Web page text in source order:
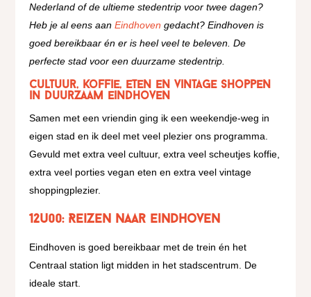
Nederland of de ultieme stedentrip voor twee dagen?
Heb je al eens aanEindhoven gedacht? Eindhoven is
goed bereikbaar én er is heel veel te beleven. De
perfecte stad voor een duurzame stedentrip.
Cultuur, koffie, eten en vintage shoppen
in duurzaam Eindhoven
Samen met een vriendin ging ik een weekendje-weg in
eigen stad en ik deel met veel plezier ons programma.
Gevuld met extra veel cultuur, extra veel scheutjes koffie,
extra veel porties vegan eten en extra veel vintage
shoppingplezier.
12u00: Reizen naar Eindhoven
Eindhoven is goed bereikbaar met de trein én het
Centraal station ligt midden in het stadscentrum.
De
ideale start.